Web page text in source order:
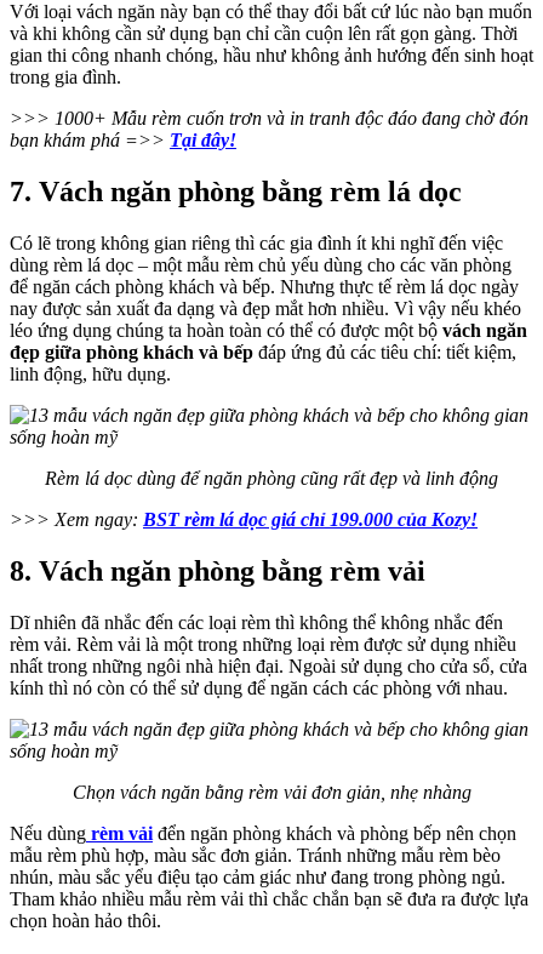
Với loại vách ngăn này bạn có thể thay đổi bất cứ lúc nào bạn muốn
và khi không cần sử dụng bạn chỉ cần cuộn lên rất gọn gàng. Thời
gian thi công nhanh chóng, hầu như không ảnh hướng đến sinh hoạt
trong gia đình.
>>> 1000+ Mẫu rèm cuốn trơn và in tranh độc đáo đang chờ đón
bạn khám phá =>> Tại đây!
7. Vách ngăn phòng bằng rèm lá dọc
Có lẽ trong không gian riêng thì các gia đình ít khi nghĩ đến việc
dùng rèm lá dọc – một mẫu rèm chủ yếu dùng cho các văn phòng
để ngăn cách phòng khách và bếp. Nhưng thực tế rèm lá dọc ngày
nay được sản xuất đa dạng và đẹp mắt hơn nhiều. Vì vậy nếu khéo
léo ứng dụng chúng ta hoàn toàn có thể có được một bộ vách ngăn
đẹp giữa phòng khách và bếp đáp ứng đủ các tiêu chí: tiết kiệm,
linh động, hữu dụng.
Rèm lá dọc dùng để ngăn phòng cũng rất đẹp và linh động
>>> Xem ngay: BST rèm lá dọc giá chỉ 199.000 của Kozy!
8. Vách ngăn phòng bằng rèm vải
Dĩ nhiên đã nhắc đến các loại rèm thì không thể không nhắc đến
rèm vải. Rèm vải là một trong những loại rèm được sử dụng nhiều
nhất trong những ngôi nhà hiện đại. Ngoài sử dụng cho cửa sổ, cửa
kính thì nó còn có thể sử dụng để ngăn cách các phòng với nhau.
Chọn vách ngăn bằng rèm vải đơn giản, nhẹ nhàng
Nếu dùng rèm vải đển ngăn phòng khách và phòng bếp nên chọn
mẫu rèm phù hợp, màu sắc đơn giản. Tránh những mẫu rèm bèo
nhún, màu sắc yểu điệu tạo cảm giác như đang trong phòng ngủ.
Tham khảo nhiều mẫu rèm vải thì chắc chắn bạn sẽ đưa ra được lựa
chọn hoàn hảo thôi.